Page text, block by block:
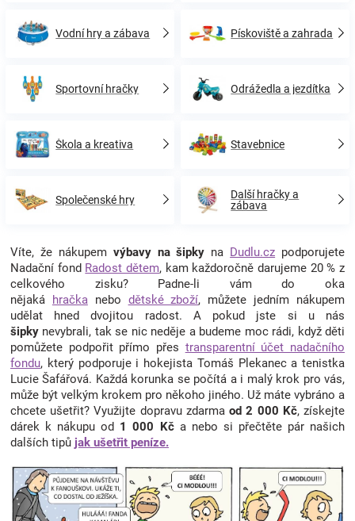
Vodní hry a zábava Pískoviště a zahrada
Sportovní hračky Odrážedla a jezdítka
Škola a kreativa Stavebnice
Společenské hry
Další hračky a
zábava
Víte, že nákupem výbavy na šipky na Dudlu.cz podporujete
Nadační fond Radost dětem, kam každoročně darujeme 20 % z
celkového zisku? Padne-li vám do oka
nějaká hračka nebo dětské zboží, můžete jedním nákupem
udělat hned dvojitou radost. A pokud jste si u nás
šipky nevybrali, tak se nic neděje a budeme moc rádi, když děti
pomůžete podpořit přímo přes transparentní účet nadačního
fondu, který podporuje i hokejista Tomáš Plekanec a tenistka
Lucie Šafářová. Každá korunka se počítá a i malý krok pro vás,
může být velkým krokem pro někoho jiného. Už máte vybráno a
chcete ušetřit? Využijte dopravu zdarmaod 2 000 Kč, získejte
dárek k nákupu od 1 000 Kča nebo si přečtěte pár našich
dalších tipů jak ušetřit peníze.